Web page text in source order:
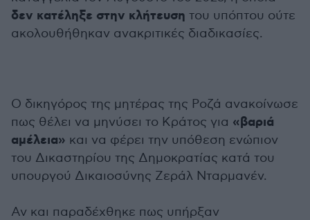
δεν κατέληξε στην κλήτευση του υπόπτου ούτε
ακολουθήθηκαν ανακριτικές διαδικασίες.
Ο δικηγόρος της μητέρας της Ροζά ανακοίνωσε
πως θέλει να μηνύσει το Κράτος για «βαριά
αμέλεια» και να φέρει την υπόθεση ενώπιον
του Δικαστηρίου της Δημοκρατίας κατά του
υπουργού Δικαιοσύνης Ζεράλ Νταρμανέν.
Αν και παραδέχθηκε πως υπήρξαν